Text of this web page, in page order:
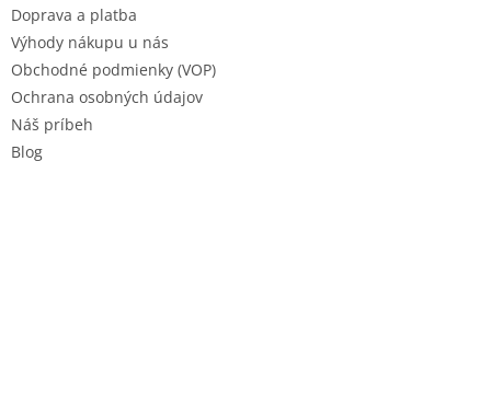
Doprava a platba
Výhody nákupu u nás
Obchodné podmienky (VOP)
Ochrana osobných údajov
Náš príbeh
Blog